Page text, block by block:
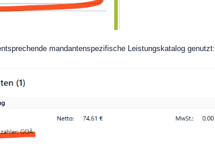
mandantenspezifische Leistungskatalog genutzt: